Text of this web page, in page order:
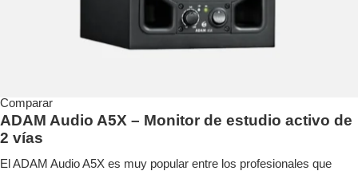
Comparar
ADAM Audio A5X – Monitor de estudio activo de
2 vías
El ADAM Audio A5X es muy popular entre los profesionales que